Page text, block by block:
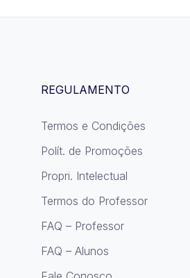
REGULAMENTO
Termos e Condições
Polít. de Promoções
Propri. Intelectual
Termos do Professor
FAQ – Professor
FAQ – Alunos